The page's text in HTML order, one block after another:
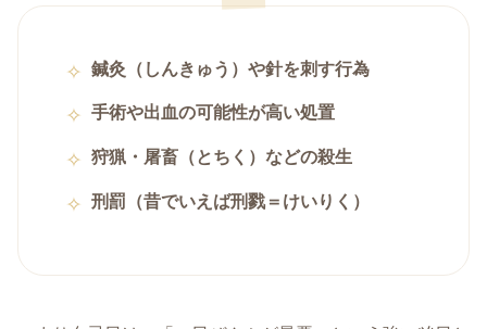
鍼灸（しんきゅう）や針を刺す行為
手術や出血の可能性が高い処置
狩猟・屠畜（とちく）などの殺生
刑罰（昔でいえば刑戮＝けいりく）